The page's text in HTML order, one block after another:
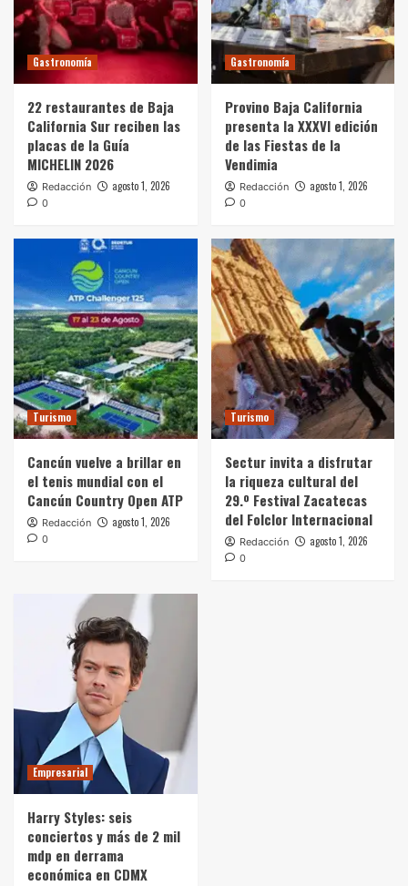
Gastronomía
22 restaurantes de Baja
California Sur reciben las
placas de la Guía
MICHELIN 2026
Redacción agosto 1, 2026
0
Gastronomía
Provino Baja California
presenta la XXXVI edición
de las Fiestas de la
Vendimia
Redacción agosto 1, 2026
0
Turismo
Cancún vuelve a brillar en
el tenis mundial con el
Cancún Country Open ATP
Redacción agosto 1, 2026
0
Turismo
Sectur invita a disfrutar
la riqueza cultural del
29.º Festival Zacatecas
del Folclor Internacional
Redacción agosto 1, 2026
0
Empresarial
Harry Styles: seis
conciertos y más de 2 mil
mdp en derrama
económica en CDMX